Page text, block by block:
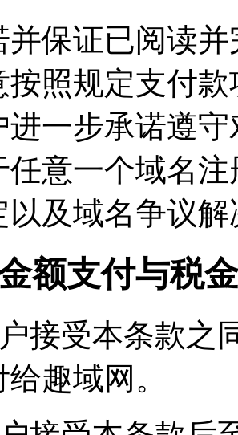
并保证已阅读
按照规定支付
进一步承诺遵
任意一个域名
以及域名争议
额支付与税金
接受本条款之
趣域网。